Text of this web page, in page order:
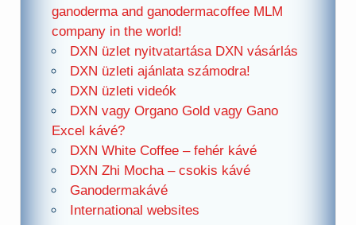
ganoderma and ganodermacoffee MLM
company in the world!
DXN üzlet nyitvatartása DXN vásárlás
DXN üzleti ajánlata számodra!
DXN üzleti videók
DXN vagy Organo Gold vagy Gano
Excel kávé?
DXN White Coffee – fehér kávé
DXN Zhi Mocha – csokis kávé
Ganodermakávé
International websites